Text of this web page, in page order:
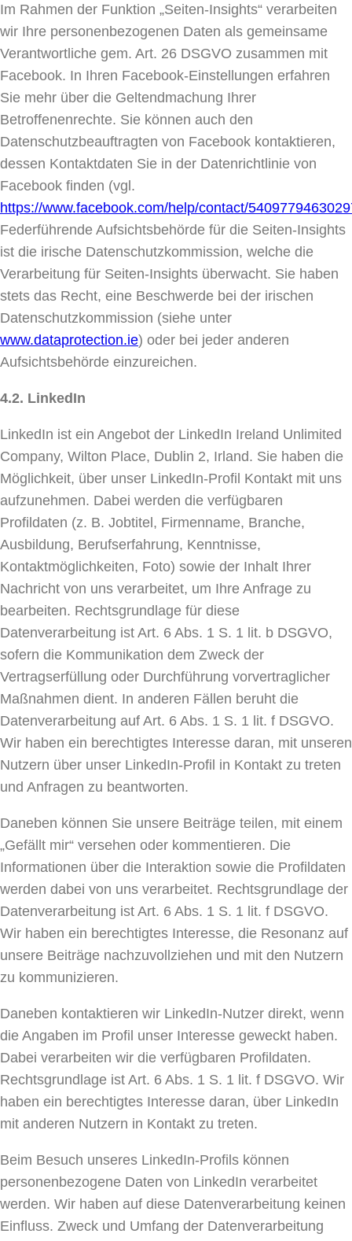
Im Rahmen der Funktion „Seiten-Insights“ verarbeiten
wir Ihre personenbezogenen Daten als gemeinsame
Verantwortliche gem. Art. 26 DSGVO zusammen mit
Facebook. In Ihren Facebook-Einstellungen erfahren
Sie mehr über die Geltendmachung Ihrer
Betroffenenrechte. Sie können auch den
Datenschutzbeauftragten von Facebook kontaktieren,
dessen Kontaktdaten Sie in der Datenrichtlinie von
Facebook finden (vgl.
https://www.facebook.com/help/contact/
Federführende Aufsichtsbehörde für die Seiten-Insights
ist die irische Datenschutzkommission, welche die
Verarbeitung für Seiten-Insights überwacht. Sie haben
stets das Recht, eine Beschwerde bei der irischen
Datenschutzkommission (siehe unter
www.dataprotection.ie) oder bei jeder anderen
Aufsichtsbehörde einzureichen.
4.2. LinkedIn
LinkedIn ist ein Angebot der LinkedIn Ireland Unlimited
Company, Wilton Place, Dublin 2, Irland. Sie haben die
Möglichkeit, über unser LinkedIn-Profil Kontakt mit uns
aufzunehmen. Dabei werden die verfügbaren
Profildaten (z. B. Jobtitel, Firmenname, Branche,
Ausbildung, Berufserfahrung, Kenntnisse,
Kontaktmöglichkeiten, Foto) sowie der Inhalt Ihrer
Nachricht von uns verarbeitet, um Ihre Anfrage zu
bearbeiten. Rechtsgrundlage für diese
Datenverarbeitung ist Art. 6 Abs. 1 S. 1 lit. b DSGVO,
sofern die Kommunikation dem Zweck der
Vertragserfüllung oder Durchführung vorvertraglicher
Maßnahmen dient. In anderen Fällen beruht die
Datenverarbeitung auf Art. 6 Abs. 1 S. 1 lit. f DSGVO.
Wir haben ein berechtigtes Interesse daran, mit unseren
Nutzern über unser LinkedIn-Profil in Kontakt zu treten
und Anfragen zu beantworten.
Daneben können Sie unsere Beiträge teilen, mit einem
„Gefällt mir“ versehen oder kommentieren. Die
Informationen über die Interaktion sowie die Profildaten
werden dabei von uns verarbeitet. Rechtsgrundlage der
Datenverarbeitung ist Art. 6 Abs. 1 S. 1 lit. f DSGVO.
Wir haben ein berechtigtes Interesse, die Resonanz auf
unsere Beiträge nachzuvollziehen und mit den Nutzern
zu kommunizieren.
Daneben kontaktieren wir LinkedIn-Nutzer direkt, wenn
die Angaben im Profil unser Interesse geweckt haben.
Dabei verarbeiten wir die verfügbaren Profildaten.
Rechtsgrundlage ist Art. 6 Abs. 1 S. 1 lit. f DSGVO. Wir
haben ein berechtigtes Interesse daran, über LinkedIn
mit anderen Nutzern in Kontakt zu treten.
Beim Besuch unseres LinkedIn-Profils können
personenbezogene Daten von LinkedIn verarbeitet
werden. Wir haben auf diese Datenverarbeitung keinen
Einfluss. Zweck und Umfang der Datenverarbeitung